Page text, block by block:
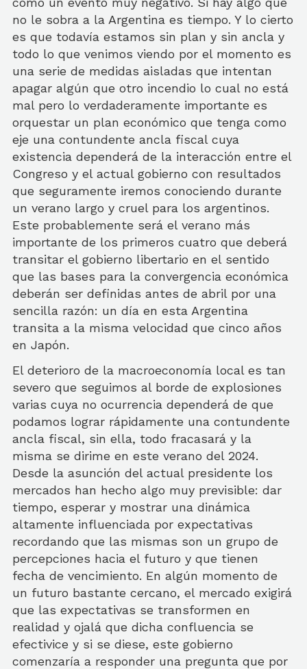
no le sobra a la Argentina es tiempo. Y lo cierto
es que todavía estamos sin plan y sin ancla y
todo lo que venimos viendo por el momento es
una serie de medidas aisladas que intentan
apagar algún que otro incendio lo cual no está
mal pero lo verdaderamente importante es
orquestar un plan económico que tenga como
eje una contundente ancla fiscal cuya
existencia dependerá de la interacción entre el
Congreso y el actual gobierno con resultados
que seguramente iremos conociendo durante
un verano largo y cruel para los argentinos.
Este probablemente será el verano más
importante de los primeros cuatro que deberá
transitar el gobierno libertario en el sentido
que las bases para la convergencia económica
deberán ser definidas antes de abril por una
sencilla razón: un día en esta Argentina
transita a la misma velocidad que cinco años
en Japón.
El deterioro de la macroeconomía local es tan
severo que seguimos al borde de explosiones
varias cuya no ocurrencia dependerá de que
podamos lograr rápidamente una contundente
ancla fiscal, sin ella, todo fracasará y la
misma se dirime en este verano del 2024.
Desde la asunción del actual presidente los
mercados han hecho algo muy previsible: dar
tiempo, esperar y mostrar una dinámica
altamente influenciada por expectativas
recordando que las mismas son un grupo de
percepciones hacia el futuro y que tienen
fecha de vencimiento. En algún momento de
un futuro bastante cercano, el mercado exigirá
que las expectativas se transformen en
realidad y ojalá que dicha confluencia se
efectivice y si se diese, este gobierno
comenzaría a responder una pregunta que por